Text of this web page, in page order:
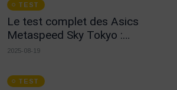
TEST
Le test complet des Asics
Metaspeed Sky Tokyo :
radicales sans compromis
2025-08-19
TEST